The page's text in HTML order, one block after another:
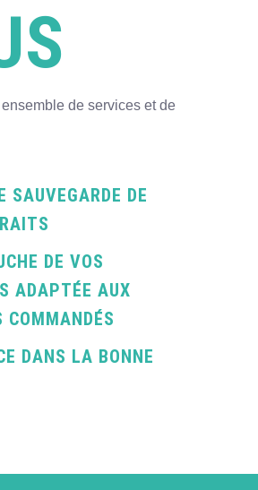
de services et de
SAUVEGARDE DE
DE VOS
ADAPTÉE AUX
COMMANDÉS
DANS LA BONNE